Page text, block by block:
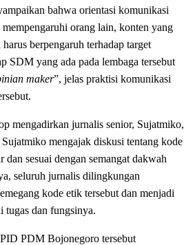
bahwa orientasi komunikasi
orang lain, konten yang
berpengaruh terhadap target
SDM yang ada pada lembaga tersebut
maker”, jelas praktisi komunikasi
mengadirkan jurnalis senior, Sujatmiko,
Sujatmiko mengajak diskusi tentang kode
sesuai dengan semangat dakwah
seluruh jurnalis dilingkungan
kode etik tersebut dan menjadi
tugas dan fungsinya.
PDM Bojonegoro tersebut